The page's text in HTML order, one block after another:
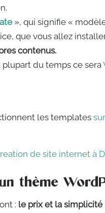
», qui signifie «
que vous allez
contenus.
plupart du temps ce sera
les templates
thème
: le prix et la simplicité